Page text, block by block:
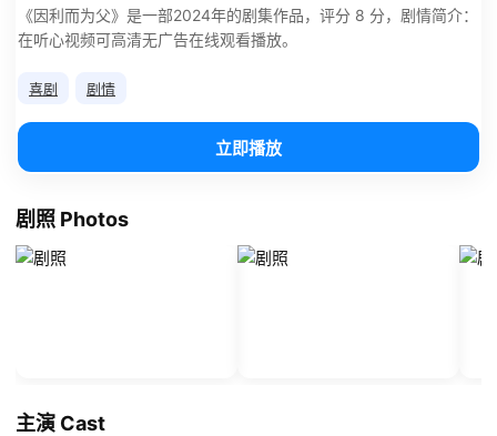
《因利而为父》是一部2024年的剧集作品，评分 8 分，剧情简介：
在听心视频可高清无广告在线观看播放。
喜剧 剧情
立即播放
剧照 Photos
主演 Cast